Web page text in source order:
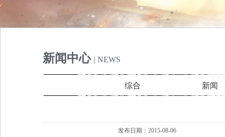
新闻中心 | NEWS
综合 新闻
发布日期：2015-08-06